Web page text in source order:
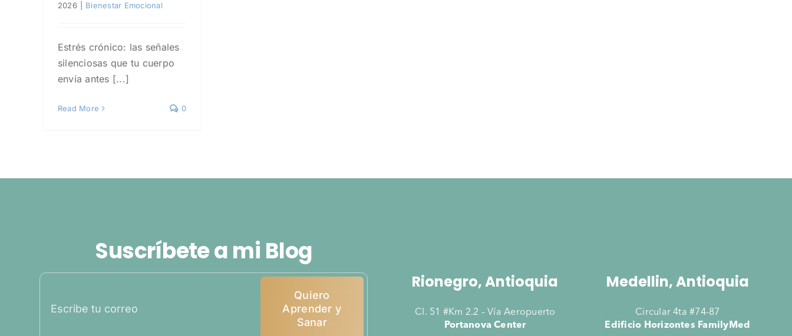
2026
Bienestar Emocional
Estrés crónico: las señales
silenciosas que tu cuerpo
envía antes [...]
Read More 0
Suscríbete a mi Blog
Quiero
Aprender y
Sanar
Rionegro, Antioquia
Cl. 51 #Km 2.2 – Vía Aeropuerto
Portanova Center
Medellin, Antioquia
Circular 4ta #74-87
Edificio Horizontes FamilyMed